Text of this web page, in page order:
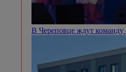
В Череповце ждут команду